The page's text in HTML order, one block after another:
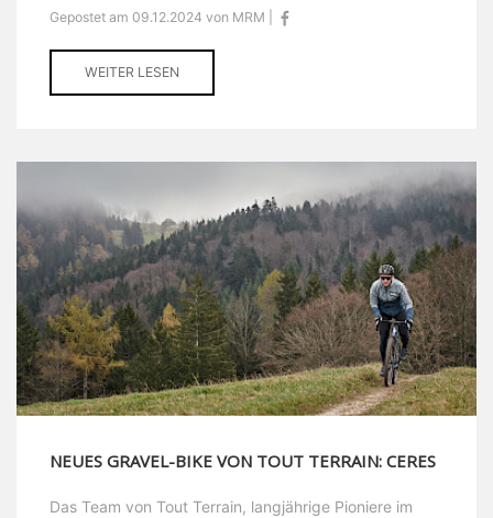
Gepostet am 09.12.2024 von MRM |
WEITER LESEN
NEUES GRAVEL-BIKE VON TOUT TERRAIN: CERES
Das Team von Tout Terrain, langjährige Pioniere im